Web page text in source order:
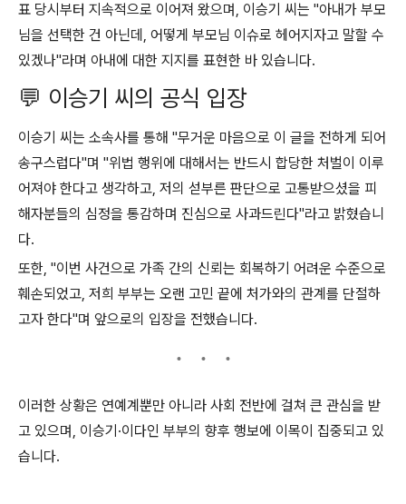
표 당시부터 지속적으로 이어져 왔으며, 이승기 씨는 "아내가 부모
님을 선택한 건 아닌데, 어떻게 부모님 이슈로 헤어지자고 말할 수
있겠나"라며 아내에 대한 지지를 표현한 바 있습니다.
💬 이승기 씨의 공식 입장
이승기 씨는 소속사를 통해 "무거운 마음으로 이 글을 전하게 되어
송구스럽다"며 "위법 행위에 대해서는 반드시 합당한 처벌이 이루
어져야 한다고 생각하고, 저의 섣부른 판단으로 고통받으셨을 피
해자분들의 심정을 통감하며 진심으로 사과드린다"라고 밝혔습니
다.
또한, "이번 사건으로 가족 간의 신뢰는 회복하기 어려운 수준으로
훼손되었고, 저희 부부는 오랜 고민 끝에 처가와의 관계를 단절하
고자 한다"며 앞으로의 입장을 전했습니다.
이러한 상황은 연예계뿐만 아니라 사회 전반에 걸쳐 큰 관심을 받
고 있으며, 이승기·이다인 부부의 향후 행보에 이목이 집중되고 있
습니다.